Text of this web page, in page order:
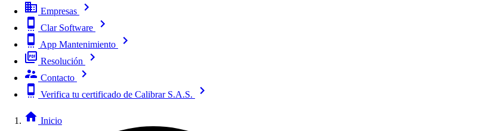
Empresas
Clar Software
App Mantenimiento
Resolución
Contacto
Verifica tu certificado de Calibrar S.A.S.
Inicio